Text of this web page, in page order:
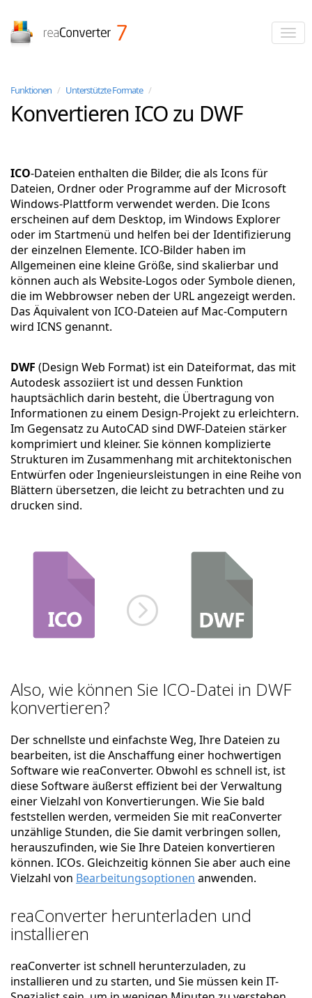
Funktionen / Unterstützte Formate /
Konvertieren ICO zu DWF
ICO-Dateien enthalten die Bilder, die als Icons für
Dateien, Ordner oder Programme auf der Microsoft
Windows-Plattform verwendet werden. Die Icons
erscheinen auf dem Desktop, im Windows Explorer
oder im Startmenü und helfen bei der Identifizierung
der einzelnen Elemente. ICO-Bilder haben im
Allgemeinen eine kleine Größe, sind skalierbar und
können auch als Website-Logos oder Symbole dienen,
die im Webbrowser neben der URL angezeigt werden.
Das Äquivalent von ICO-Dateien auf Mac-Computern
wird ICNS genannt.
DWF (Design Web Format) ist ein Dateiformat, das mit
Autodesk assoziiert ist und dessen Funktion
hauptsächlich darin besteht, die Übertragung von
Informationen zu einem Design-Projekt zu erleichtern.
Im Gegensatz zu AutoCAD sind DWF-Dateien stärker
komprimiert und kleiner. Sie können komplizierte
Strukturen im Zusammenhang mit architektonischen
Entwürfen oder Ingenieursleistungen in eine Reihe von
Blättern übersetzen, die leicht zu betrachten und zu
drucken sind.
Also, wie können Sie ICO-Datei in DWF
konvertieren?
Der schnellste und einfachste Weg, Ihre Dateien zu
bearbeiten, ist die Anschaffung einer hochwertigen
Software wie reaConverter. Obwohl es schnell ist, ist
diese Software äußerst effizient bei der Verwaltung
einer Vielzahl von Konvertierungen. Wie Sie bald
feststellen werden, vermeiden Sie mit reaConverter
unzählige Stunden, die Sie damit verbringen sollen,
herauszufinden, wie Sie Ihre Dateien konvertieren
können. ICOs. Gleichzeitig können Sie aber auch eine
Vielzahl von Bearbeitungsoptionen anwenden.
reaConverter herunterladen und
installieren
reaConverter ist schnell herunterzuladen, zu
installieren und zu starten, und Sie müssen kein IT-